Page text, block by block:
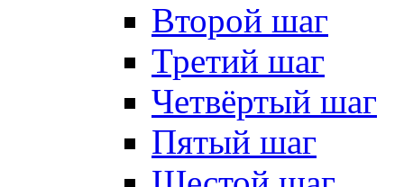
Второй шаг
Третий шаг
Четвёртый шаг
Пятый шаг